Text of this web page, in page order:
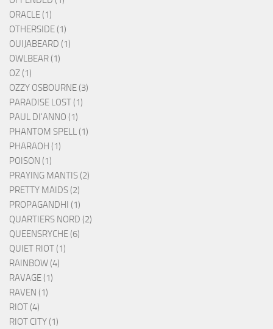
ORACLE (1)
OTHERSIDE (1)
OUIJABEARD (1)
OWLBEAR (1)
OZ (1)
OZZY OSBOURNE (3)
PARADISE LOST (1)
PAUL DI'ANNO (1)
PHANTOM SPELL (1)
PHARAOH (1)
POISON (1)
PRAYING MANTIS (2)
PRETTY MAIDS (2)
PROPAGANDHI (1)
QUARTIERS NORD (2)
QUEENSRYCHE (6)
QUIET RIOT (1)
RAINBOW (4)
RAVAGE (1)
RAVEN (1)
RIOT (4)
RIOT CITY (1)